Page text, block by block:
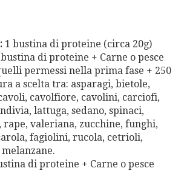
1 bustina di proteine (circa 20g)
di proteine + Carne o pesce
permessi nella prima fase + 250
a scelta tra: asparagi, bietole,
cavolfiore, cavolini, carciofi,
lattuga, sedano, spinaci,
rape, valeriana, zucchine, funghi,
fagiolini, rucola, cetrioli,
di proteine + Carne o pesce